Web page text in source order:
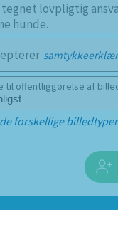
tegnet lovpligtig
hunde.
til offentliggørelse af
forskellige billedtyper